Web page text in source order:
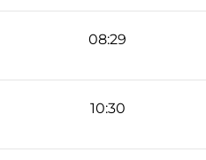
08:29
10:30